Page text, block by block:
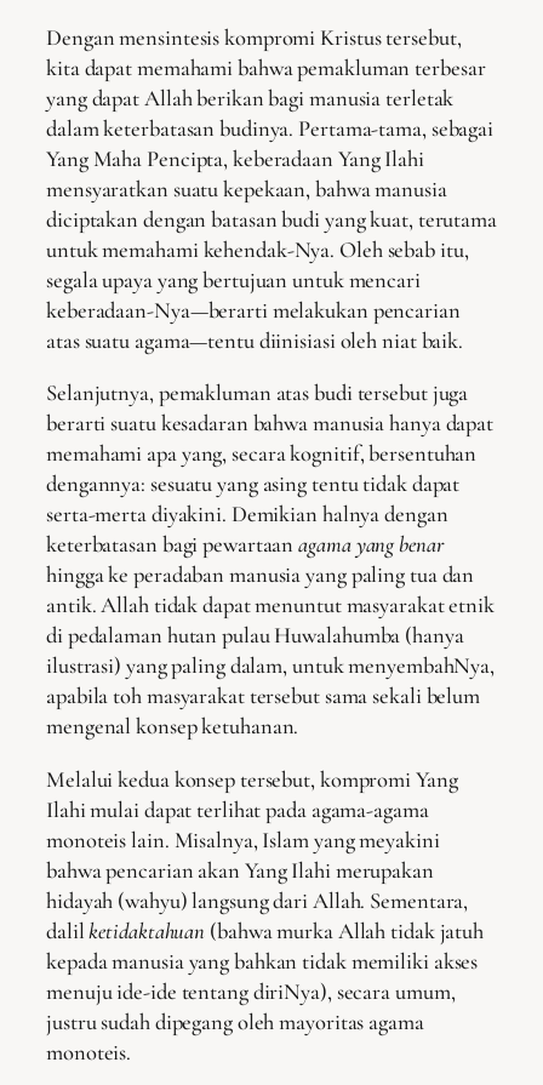
Dengan mensintesis kompromi Kristus tersebut,
kita dapat memahami bahwa pemakluman terbesar
yang dapat Allah berikan bagi manusia terletak
dalam keterbatasan budinya. Pertama-tama, sebagai
Yang Maha Pencipta, keberadaan Yang Ilahi
mensyaratkan suatu kepekaan, bahwa manusia
diciptakan dengan batasan budi yang kuat, terutama
untuk memahami kehendak-Nya. Oleh sebab itu,
segala upaya yang bertujuan untuk mencari
keberadaan-Nya—berarti melakukan pencarian
atas suatu agama—tentu diinisiasi oleh niat baik.
Selanjutnya, pemakluman atas budi tersebut juga
berarti suatu kesadaran bahwa manusia hanya dapat
memahami apa yang, secara kognitif, bersentuhan
dengannya: sesuatu yang asing tentu tidak dapat
serta-merta diyakini. Demikian halnya dengan
keterbatasan bagi pewartaanagama yang benar
hingga ke peradaban manusia yang paling tua dan
antik. Allah tidak dapat menuntut masyarakat etnik
di pedalaman hutan pulau Huwalahumba (hanya
ilustrasi) yang paling dalam, untuk menyembahNya,
apabila toh masyarakat tersebut sama sekali belum
mengenal konsep ketuhanan.
Melalui kedua konsep tersebut, kompromi Yang
Ilahi mulai dapat terlihat pada agama-agama
monoteis lain. Misalnya, Islam yang meyakini
bahwa pencarian akan Yang Ilahi merupakan
hidayah (wahyu) langsung dari Allah. Sementara,
dalilketidaktahuan (bahwa murka Allah tidak jatuh
kepada manusia yang bahkan tidak memiliki akses
menuju ide-ide tentang diriNya), secara umum,
justru sudah dipegang oleh mayoritas agama
monoteis.